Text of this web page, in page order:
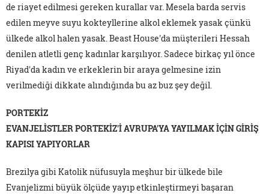
de riayet edilmesi gereken kurallar var. Mesela barda servis
edilen meyve suyu kokteyllerine alkol eklemek yasak çünkü
ülkede alkol halen yasak. Beast House'da müşterileri Hessah
denilen atletli genç kadınlar karşılıyor. Sadece birkaç yıl önce
Riyad'da kadın ve erkeklerin bir araya gelmesine izin
verilmediği dikkate alındığında bu az buz şey değil.
PORTEKİZ
EVANJELİSTLER PORTEKİZ'İ AVRUPA'YA YAYILMAK İÇİN GİRİŞ
KAPISI YAPIYORLAR
Brezilya gibi Katolik nüfusuyla meşhur bir ülkede bile
Evanjelizmi büyük ölçüde yayıp etkinleştirmeyi başaran